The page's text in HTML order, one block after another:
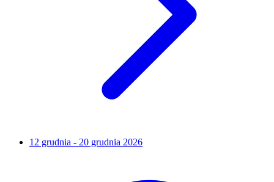
12 grudnia - 20 grudnia 2026